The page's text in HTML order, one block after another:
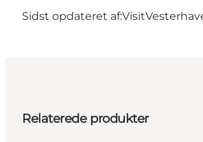
Sidst opdateret af:
Relaterede produkter